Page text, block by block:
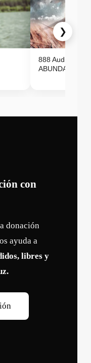
888 Audio
ABUNDANCIA
❯
con
donación
ayuda a
libres y
ión